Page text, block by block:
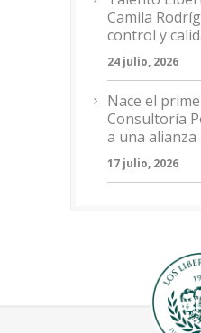
Camila
control y
24 julio, 2026
Nace el
Consultoría
a una
17 julio, 2026